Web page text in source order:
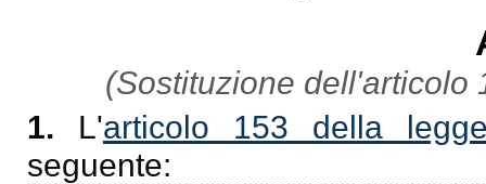
(Sostituzione dell'articolo
1. L'articolo 153 della
seguente: